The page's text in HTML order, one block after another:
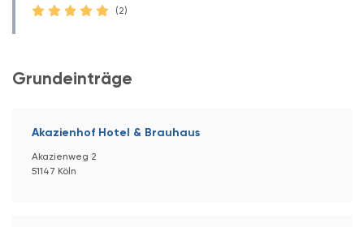
(2)
Grundeinträge
Akazienhof Hotel & Brauhaus
Akazienweg 2
51147 Köln